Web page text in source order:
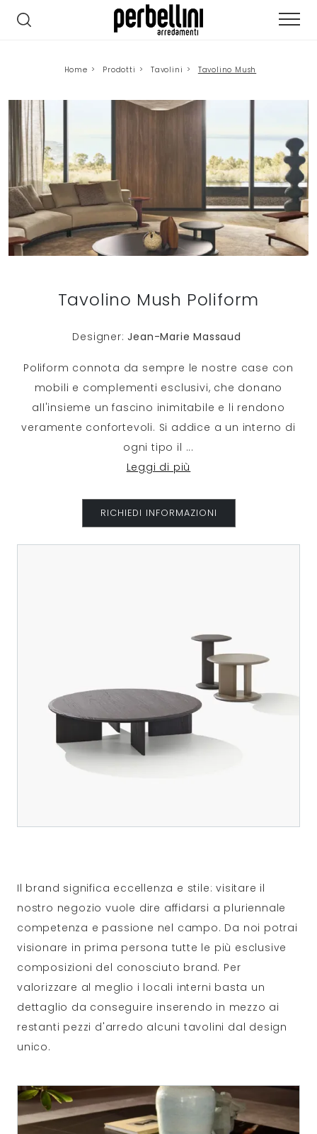
Home > Prodotti > Tavolini > Tavolino Mush
Tavolino Mush Poliform
Designer:Jean-Marie Massaud
Poliform connota da sempre le nostre case con
mobili e complementi esclusivi, che donano
all'insieme un fascino inimitabile e li rendono
veramente confortevoli. Si addice a un interno di
ogni tipo il ...
Leggi di più
RICHIEDI INFORMAZIONI
Il brand significa eccellenza e stile: visitare il
nostro negozio vuole dire affidarsi a pluriennale
competenza e passione nel campo. Da noi potrai
visionare in prima persona tutte le più esclusive
composizioni del conosciuto brand. Per
valorizzare al meglio i locali interni basta un
dettaglio da conseguire inserendo in mezzo ai
restanti pezzi d'arredo alcuni tavolini dal design
unico.